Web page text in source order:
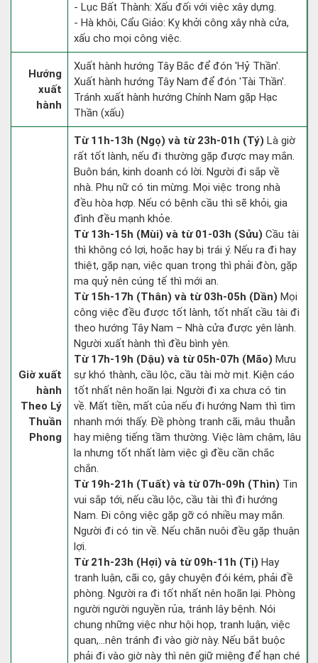
- Lục Bất Thành: Xấu đối với việc xây dựng.
- Hà khôi, Cẩu Giảo: Kỵ khởi công xây nhà cửa,
xấu cho mọi công việc.
Hướng
xuất
hành
Xuất hành hướng Tây Bắc để đón 'Hỷ Thần'.
Xuất hành hướng Tây Nam để đón 'Tài Thần'.
Tránh xuất hành hướng Chính Nam gặp Hạc
Thần (xấu)
Giờ xuất
hành
Theo Lý
Thuần
Phong
Từ 11h-13h (Ngọ) và từ 23h-01h (Tý) Là giờ
rất tốt lành, nếu đi thường gặp được may mắn.
Buôn bán, kinh doanh có lời. Người đi sắp về
nhà. Phụ nữ có tin mừng. Mọi việc trong nhà
đều hòa hợp. Nếu có bệnh cầu thì sẽ khỏi, gia
đình đều mạnh khỏe.
Từ 13h-15h (Mùi) và từ 01-03h (Sửu) Cầu tài
thì không có lợi, hoặc hay bị trái ý. Nếu ra đi hay
thiệt, gặp nạn, việc quan trọng thì phải đòn, gặp
ma quỷ nên cúng tế thì mới an.
Từ 15h-17h (Thân) và từ 03h-05h (Dần) Mọi
công việc đều được tốt lành, tốt nhất cầu tài đi
theo hướng Tây Nam – Nhà cửa được yên lành.
Người xuất hành thì đều bình yên.
Từ 17h-19h (Dậu) và từ 05h-07h (Mão) Mưu
sự khó thành, cầu lộc, cầu tài mờ mịt. Kiện cáo
tốt nhất nên hoãn lại. Người đi xa chưa có tin
về. Mất tiền, mất của nếu đi hướng Nam thì tìm
nhanh mới thấy. Đề phòng tranh cãi, mâu thuẫn
hay miệng tiếng tầm thường. Việc làm chậm, lâu
la nhưng tốt nhất làm việc gì đều cần chắc
chắn.
Từ 19h-21h (Tuất) và từ 07h-09h (Thìn) Tin
vui sắp tới, nếu cầu lộc, cầu tài thì đi hướng
Nam. Đi công việc gặp gỡ có nhiều may mắn.
Người đi có tin về. Nếu chăn nuôi đều gặp thuận
lợi.
Từ 21h-23h (Hợi) và từ 09h-11h (Tị) Hay
tranh luận, cãi cọ, gây chuyện đói kém, phải đề
phòng. Người ra đi tốt nhất nên hoãn lại. Phòng
người người nguyền rủa, tránh lây bệnh. Nói
chung những việc như hội họp, tranh luận, việc
quan,…nên tránh đi vào giờ này. Nếu bắt buộc
phải đi vào giờ này thì nên giữ miệng để hạn ché